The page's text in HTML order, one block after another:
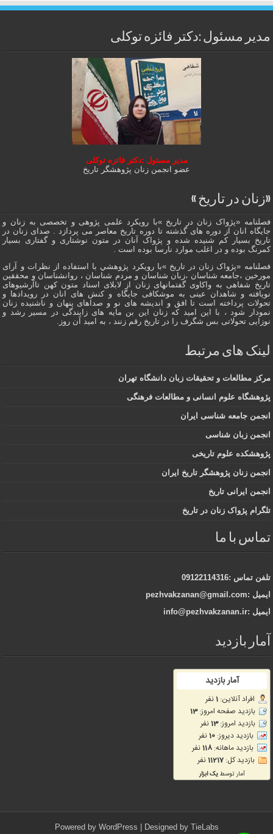
مدیر مسئول :دکتر فائزه توکلی
مدیر مسئول :دکتر فائزه توکلی
عضو انجمن زنان پژوهشگر تاریخ
«زنان در تاریخ »
فصلنامه «پژواک زنان در تاریخ »با رویکرد علمی پژوهى و تخصصی به زنان و
جایگاه انان از دوره هاى گذشته تا دوره تاریخ معاصر می پردازد . صدای زنان در
تاریخ بسیار کم شنیده شده و پژواک آنان در متون نوشتاری و گفتاری بسیار
کمرنگ بوده و در اغلب موارد نارسا بوده است .
فصلنامه «پژواک زنان در تاریخ »با رویکرد پژوهشي با استفاده از نظرات و آرای
مورخین ،جامعه شناسان ،زبان شناسان و مردم شناسان ، روانشناسان و محققین
تاریخ شفاهی به واکاوی گفتمانهاى زنان از لابلای اسناد متون کهن تاآرشیوهای
نویافته و شاهدان عينى به موشکافی جايگاه و كنش هاى انان در رویدادها و
تحولات پرداخته است تا افق و اندیشه های نو و صداهای پنهان و ناشنیده زنان
نمودار شود ، با این امید که زنان این بن مایه های زایندگی در مسير رشد و
نوزایی تحولاتی بس شگرف را در تاریخ رقم زنند ، به اميد آن روز.
لینک های مرتبط
مرکز مطالعات و تحقیقات زبان دانشگاه تهران
پژوهشگاه علوم انسانی و مطالعات فرهنگی
انجمن جامعه شناسی ایران
انجمن زبان شناسی
پژوهشکده علوم تاریخی
انجمن زنان پژوهشگر تاریخ ایران
انجمن ایرانی تاریخ
تلگرام پژواک زنان در تاریخ
تماس با ما
تلفن تماس :09122114316
ایمیل :pezhvakzanan@gmail.com
ایمیل :info@pezhvakzanan.ir
آمار بازدید
Powered by WordPress | Designed by TieLabs